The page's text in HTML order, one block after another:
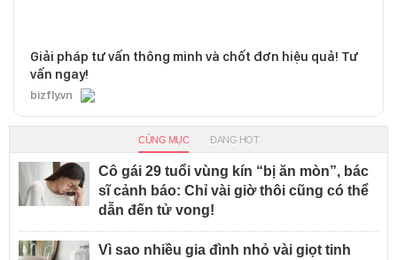
Giải pháp tư vấn thông minh và chốt đơn hiệu quả! Tư
vấn ngay!
bizfly.vn
CÙNG MỤC ĐANG HOT
Cô gái 29 tuổi vùng kín “bị ăn mòn”, bác
sĩ cảnh báo: Chỉ vài giờ thôi cũng có thể
dẫn đến tử vong!
Vì sao nhiều gia đình nhỏ vài giọt tinh